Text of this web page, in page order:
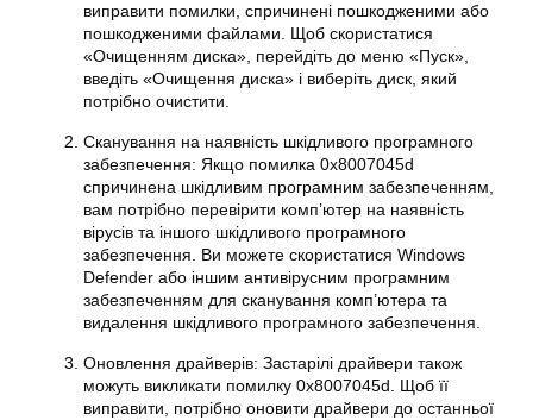
виправити помилки, спричинені пошкодженими або
пошкодженими файлами. Щоб скористатися
«Очищенням диска», перейдіть до меню «Пуск»,
введіть «Очищення диска» і виберіть диск, який
потрібно очистити.
Сканування на наявність шкідливого програмного
забезпечення: Якщо помилка 0x8007045d
спричинена шкідливим програмним забезпеченням,
вам потрібно перевірити комп’ютер на наявність
вірусів та іншого шкідливого програмного
забезпечення. Ви можете скористатися Windows
Defender або іншим антивірусним програмним
забезпеченням для сканування комп’ютера та
видалення шкідливого програмного забезпечення.
Оновлення драйверів: Застарілі драйвери також
можуть викликати помилку 0x8007045d. Щоб її
виправити, потрібно оновити драйвери до останньої